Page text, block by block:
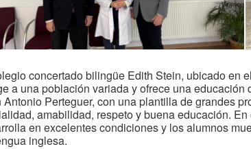
concertado bilingüe Edith Stein, ubicado en
a una población variada y ofrece una
Antonio Perteguer, con una plantilla de grandes
amabilidad, respeto y buena educación.
en excelentes condiciones y los alumnos
inglesa.